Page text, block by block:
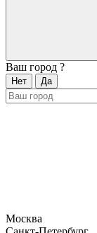
Ваш город ?
Нет Да
Москва